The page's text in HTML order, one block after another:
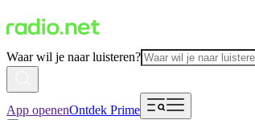
Waar wil je naar luisteren?
App openenOntdek Prime